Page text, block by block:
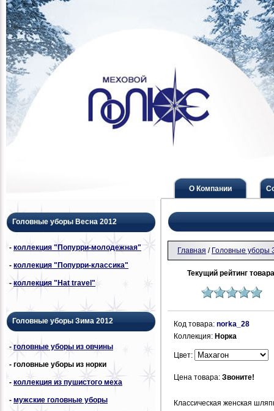
О Компании
Головные уборы Весна 2012
- коллекция "Попурри-молодежная"
- коллекция "Попурри-классика"
-коллекция "Hat travel"
Головные уборы Зима 2012
-головные уборы из овчины
- головные уборы из норки
- коллекция из пушистого меха
- мужские головные уборы
Главная / Головные уборы
Текущий рейтинг
Код товара: norka_28
Коллекция: Норка
Цвет:
Цена товара: Звоните!
Классическая женская